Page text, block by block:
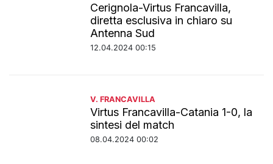
Cerignola-Virtus Francavilla,
diretta esclusiva in chiaro su
Antenna Sud
12.04.2024 00:15
V. FRANCAVILLA
Virtus Francavilla-Catania 1-0, la
sintesi del match
08.04.2024 00:02